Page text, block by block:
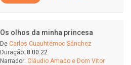
Os olhos da minha princesa
De Carlos Cuauhtémoc Sánchez
Duração: 8:00:22
Narrador: Cláudio Amado e Dom Vitor